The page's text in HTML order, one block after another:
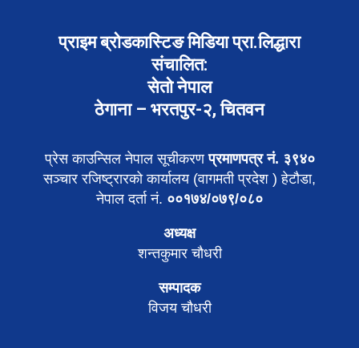
प्राइम ब्रोडकास्टिङ मिडिया प्रा.लिद्धारा
संचालित:
सेतो नेपाल
ठेगाना – भरतपुर-२, चितवन
प्रेस काउन्सिल नेपाल सूचीकरणप्रमाणपत्र नं. ३९४०
सञ्चार रजिष्ट्रारको कार्यालय (वागमती प्रदेश ) हेटौडा,
नेपाल दर्ता नं. ००१७४/०७९/०८०
अध्यक्ष
शन्तकुमार चौधरी
सम्पादक
विजय चौधरी